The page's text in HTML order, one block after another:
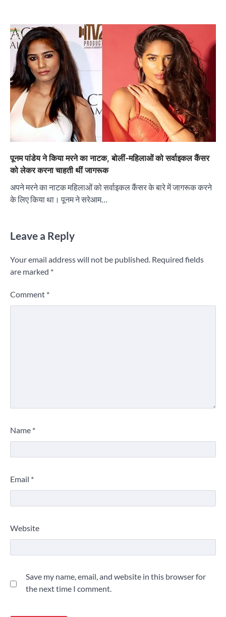
पूनम पांडेय ने किया मरने का नाटक, बोलीं-महिलाओं को सर्वाइकल कैंसर
को लेकर करना चाहती थीं जागरूक
अपने मरने का नाटक महिलाओं को सर्वाइकल कैंसर के बारे में जागरूक करने
के लिए किया था। पूनम ने सरेआम…
Leave a Reply
Your email address will not be published. Required fields
are marked *
Comment *
Name *
Email *
Website
Save my name, email, and website in this browser for
the next time I comment.